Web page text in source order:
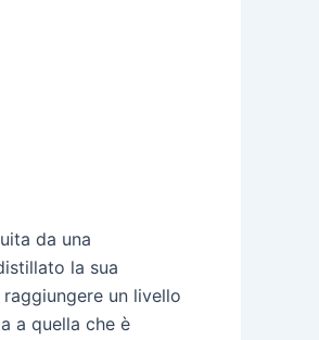
da una
la sua
un livello
a quella che è